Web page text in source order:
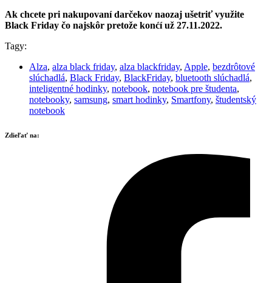
Ak chcete pri nakupovaní darčekov naozaj ušetriť využite
Black Friday čo najskôr pretože konćí už 27.11.2022.
Tagy:
Alza, alza black friday, alza blackfriday, Apple, bezdrôtové
slúchadlá, Black Friday, BlackFriday, bluetooth slúchadlá,
inteligentné hodinky, notebook, notebook pre študenta,
notebooky, samsung, smart hodinky, Smartfony, študentský
notebook
Zdieľať na: